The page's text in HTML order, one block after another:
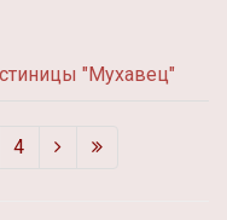
"Мухавец"
4